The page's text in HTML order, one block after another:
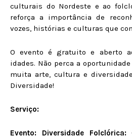
culturais do Nordeste e ao
reforça a importância de
vozes, histórias e culturas que
O evento é gratuito e aberto
idades. Não perca a
muita arte, cultura e
Diversidade!
Serviço:
Evento: Diversidade